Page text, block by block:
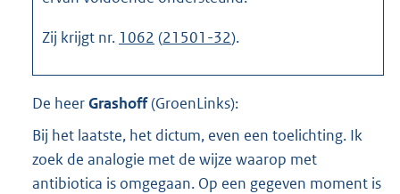
Zij krijgt nr. 1062 (21501-32).
De heerGrashoff(GroenLinks):
Bij het laatste, het dictum, even een toelichting. Ik
zoek de analogie met de wijze waarop met
antibiotica is omgegaan. Op een gegeven moment is